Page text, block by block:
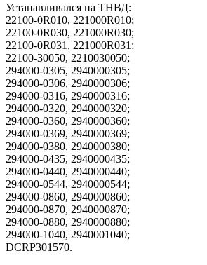
Устанавливался на ТНВД:
22100-0R010, 221000R010;
22100-0R030, 221000R030;
22100-0R031, 221000R031;
22100-30050, 2210030050;
294000-0305, 2940000305;
294000-0306, 2940000306;
294000-0316, 2940000316;
294000-0320, 2940000320;
294000-0360, 2940000360;
294000-0369, 2940000369;
294000-0380, 2940000380;
294000-0435, 2940000435;
294000-0440, 2940000440;
294000-0544, 2940000544;
294000-0860, 2940000860;
294000-0870, 2940000870;
294000-0880, 2940000880;
294000-1040, 2940001040;
DCRP301570.